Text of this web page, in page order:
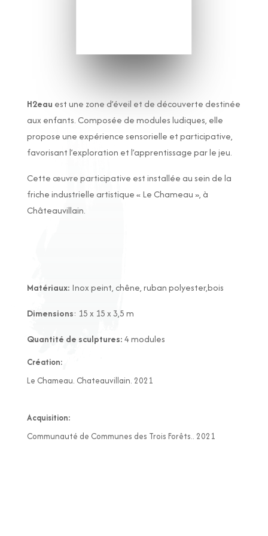
H2eau est une zone d’éveil et de découverte destinée
aux enfants. Composée de modules ludiques, elle
propose une expérience sensorielle et participative,
favorisant l’exploration et l’apprentissage par le jeu.
Cette œuvre participative est installée au sein de la
friche industrielle artistique « Le Chameau », à
Châteauvillain.
Matériaux: Inox peint, chêne, ruban polyester,bois
Dimensions: 15 x 15 x 3,5 m
Quantité de sculptures:4 modules
Création:
Le Chameau. Chateauvillain. 2021
Acquisition:
Communauté de Communes des Trois Forêts.. 2021